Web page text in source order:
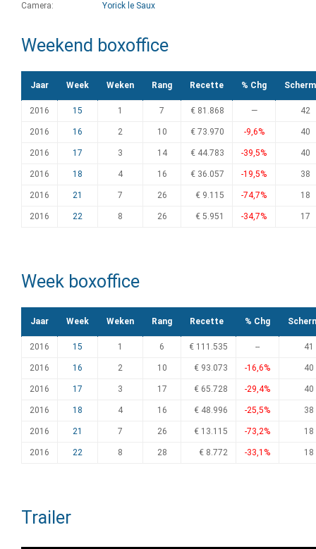
Camera:
Yorick le Saux
Weekend boxoffice
Jaar Week Weken Rang Recette % Chg
2016 15 1 7 € 81.868 — 42
2016 16 2 10 € 73.970 -9,6% 40
2016 17 3 14 € 44.783 -39,5% 40
2016 18 4 16 € 36.057 -19,5% 38
2016 21 7 26 € 9.115 -74,7% 18
2016 22 8 26 € 5.951 -34,7% 17
Week boxoffice
Jaar Week Weken Rang Recette % Chg
2016 15 1 6 € 111.535 -- 41
2016 16 2 10 € 93.073 -16,6% 40
2016 17 3 17 € 65.728 -29,4% 40
2016 18 4 16 € 48.996 -25,5% 38
2016 21 7 26 € 13.115 -73,2% 18
2016 22 8 28 € 8.772 -33,1% 18
Trailer